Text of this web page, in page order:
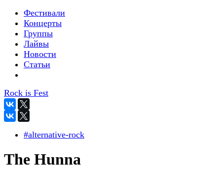
Фестивали
Концерты
Группы
Лайвы
Новости
Статьи
Rock is Fest
#alternative-rock
The Hunna